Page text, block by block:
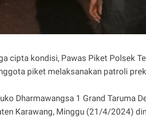
cipta kondisi, Pawas Piket Polsek
piket melaksanakan patroli
Dharmawangsa 1 Grand Taruma
Karawang, Minggu (21/4/2024)